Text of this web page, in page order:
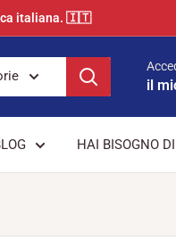
italiana. 🇮🇹
il
HAI BISOGNO